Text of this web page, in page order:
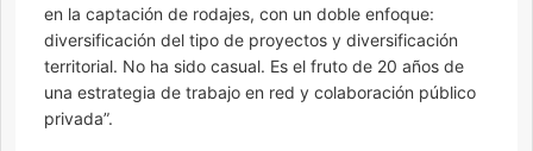
en la captación de rodajes, con un doble enfoque:
diversificación del tipo de proyectos y diversificación
territorial. No ha sido casual. Es el fruto de 20 años de
una estrategia de trabajo en red y colaboración público
privada”.